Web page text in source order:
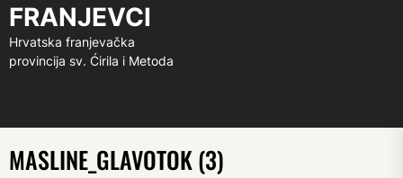
FRANJEVCI
Hrvatska franjevačka
provincija sv. Ćirila i Metoda
MASLINE_GLAVOTOK (3)